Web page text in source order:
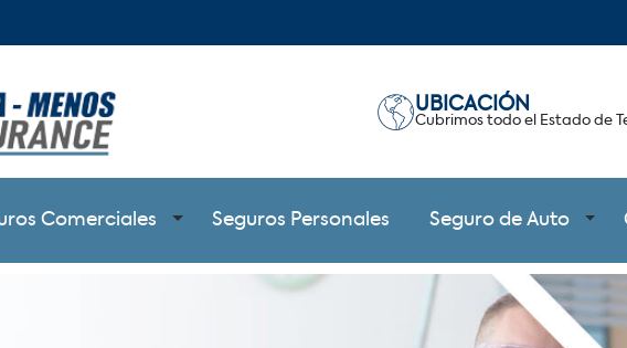
UBICACIÓN
Cubrimos todo el Estado de
Comerciales Seguros Personales Seguro de Auto